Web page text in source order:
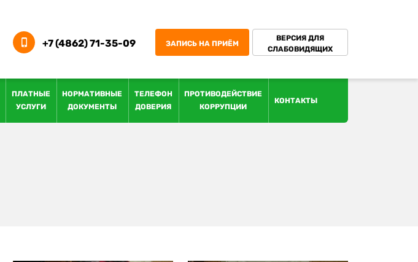
+7 (4862) 71-35-09 ЗАПИСЬ НА ПРИЁМ
ВЕРСИЯ ДЛЯ
СЛАБОВИДЯЩИХ
ПЛАТНЫЕ
УСЛУГИ
НОРМАТИВНЫЕ
ДОКУМЕНТЫ
ТЕЛЕФОН
ДОВЕРИЯ
ПРОТИВОДЕЙСТВИЕ
КОРРУПЦИИ
КОНТАКТЫ